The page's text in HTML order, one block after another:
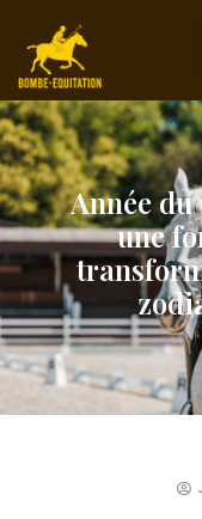
Année du
une